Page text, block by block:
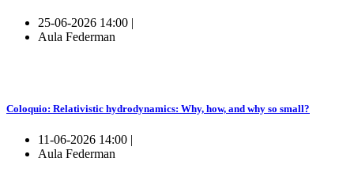
25-06-2026 14:00 |
Aula Federman
Coloquio: Relativistic hydrodynamics: Why, how, and why so small?
11-06-2026 14:00 |
Aula Federman